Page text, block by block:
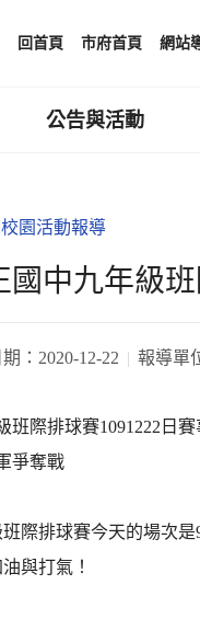
回首頁 市府首頁 網站
公告與活動
園活動報導
國中九年級
： 2020-12-22 報導單
班際排球賽1091222日賽
爭奪戰
班際排球賽今天的場次
與打氣！